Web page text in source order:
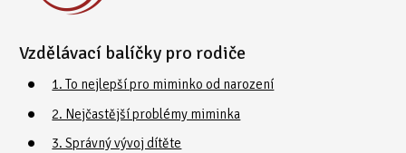
Vzdělávací balíčky pro rodiče
1. To nejlepší pro miminko od narození
2. Nejčastější problémy miminka
3. Správný vývoj dítěte